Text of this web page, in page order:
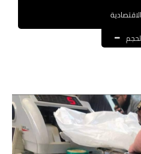
العقود والاجور اليومية
القروض والسلف
المنح المالية